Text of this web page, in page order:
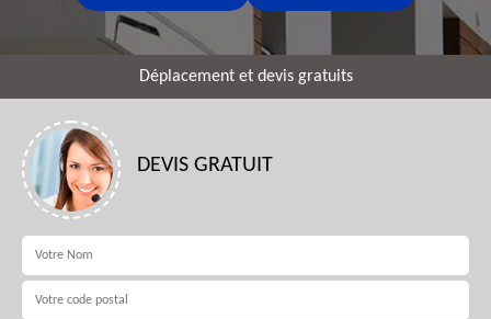
Déplacement et devis gratuits
DEVIS GRATUIT